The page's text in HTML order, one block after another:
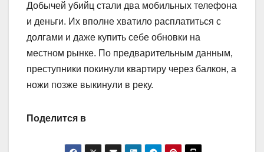
Добычей убийц стали два мобильных телефона
и деньги. Их вполне хватило расплатиться с
долгами и даже купить себе обновки на
местном рынке. По предварительным данным,
преступники покинули квартиру через балкон, а
ножи позже выкинули в реку.
Поделится в